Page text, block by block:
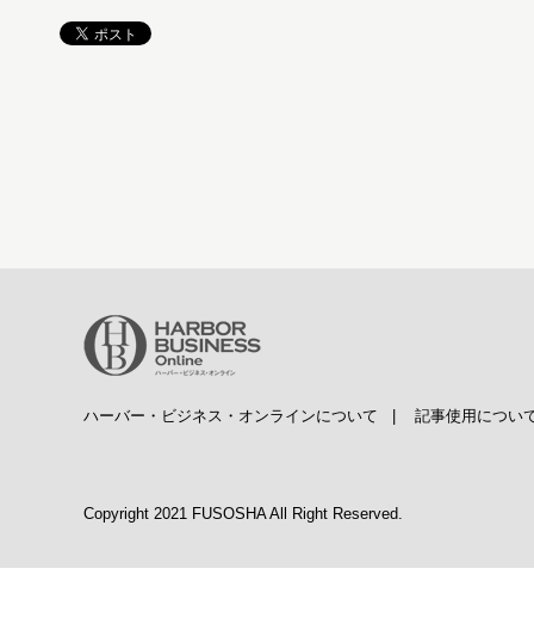
ハーバー・ビジネス・オンラインについて 記事使用につい
Copyright 2021 FUSOSHA All Right Reserved.